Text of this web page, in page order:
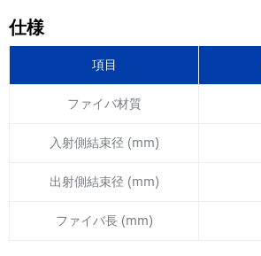
仕様
項目
ファイバ材質
入射側結束径 (mm)
出射側結束径 (mm)
ファイバ長 (mm)